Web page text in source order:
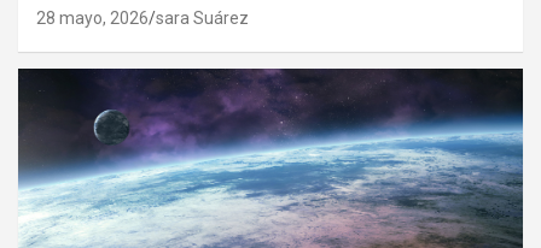
28 mayo, 2026 sara Suárez